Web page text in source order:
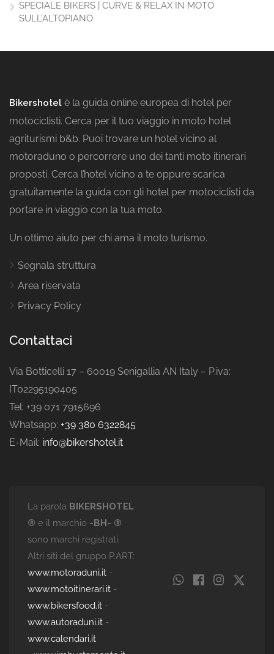
SPECIALE BIKERS | CURVE & RELAX IN MOTO
SULL’ALTOPIANO
Bikershotel è la guida online europea di hotel per
motociclisti. Cerca per il tuo viaggio in moto hotel
agriturismi b&b. Puoi trovare un hotel vicino al
motoraduno o percorrere uno dei tanti moto itinerari
proposti. Cerca l’hotel vicino a te oppure scarica
gratuitamente la guida con gli hotel per motociclisti da
portare in viaggio con la tua moto.
Un ottimo aiuto per chi ama il moto turismo.
Segnala struttura
Area riservata
Privacy Policy
Contattaci
Via Botticelli 17 – 60019 Senigallia AN Italy – P.iva:
IT02295190405
Tel: +39 071 7915696
Whatsapp: +39 380 6322845
E-Mail: info@bikershotel.it
La parola BIKERSHOTEL
® e il marchio -BH- ®
sono marchi registrati.
Altri siti del gruppo P.ART:
www.motoraduni.it -
www.motoitinerari.it -
www.bikersfood.it -
www.autoraduni.it -
www.calendari.it